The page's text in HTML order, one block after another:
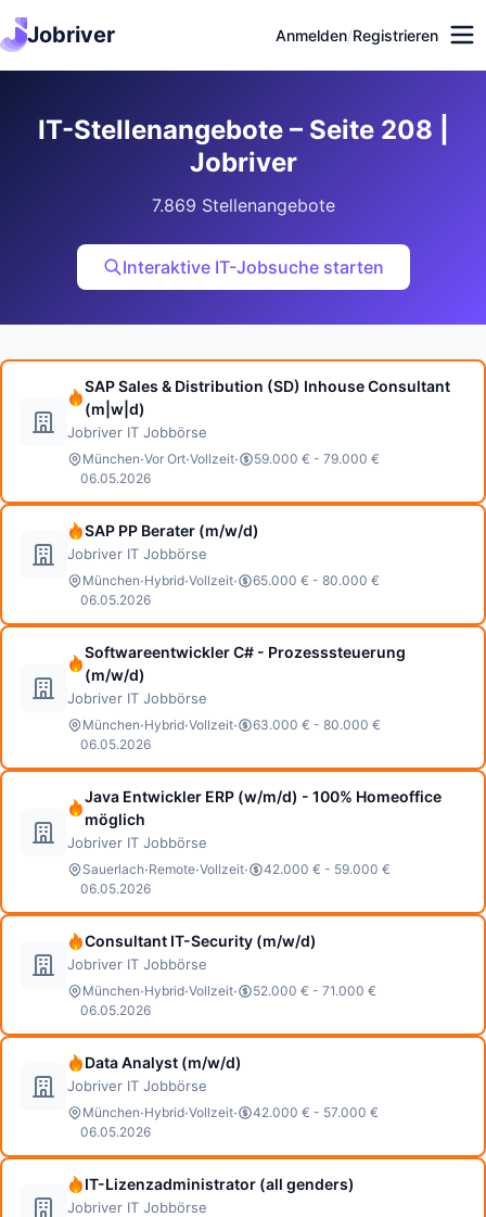
Jobriver Anmelden/Registrieren
IT-Stellenangebote – Seite 208 |
Jobriver
7.869 Stellenangebote
Interaktive IT-Jobsuche starten
SAP Sales & Distribution (SD) Inhouse Consultant
(m|w|d)
Jobriver IT Jobbörse
München·Vor Ort·Vollzeit·
59.000 € - 79.000 €
06.05.2026
SAP PP Berater (m/w/d)
Jobriver IT Jobbörse
München·Hybrid·Vollzeit·
65.000 € - 80.000 €
06.05.2026
Softwareentwickler C# - Prozesssteuerung
(m/w/d)
Jobriver IT Jobbörse
München·Hybrid·Vollzeit·
63.000 € - 80.000 €
06.05.2026
Java Entwickler ERP (w/m/d) - 100% Homeoffice
möglich
Jobriver IT Jobbörse
Sauerlach·Remote·Vollzeit·
42.000 € - 59.000 €
06.05.2026
Consultant IT-Security (m/w/d)
Jobriver IT Jobbörse
München·Hybrid·Vollzeit·
52.000 € - 71.000 €
06.05.2026
Data Analyst (m/w/d)
Jobriver IT Jobbörse
München·Hybrid·Vollzeit·
42.000 € - 57.000 €
06.05.2026
IT-Lizenzadministrator (all genders)
Jobriver IT Jobbörse